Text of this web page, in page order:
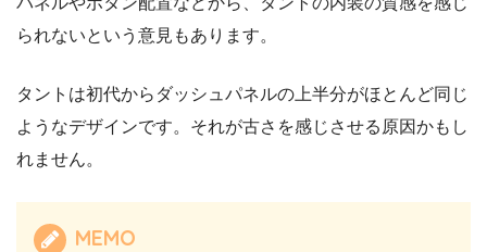
られないという意見もあります。
タントは初代からダッシュパネルの上半分がほとんど同じ
ようなデザインです。それが古さを感じさせる原因かもし
れません。
MEMO